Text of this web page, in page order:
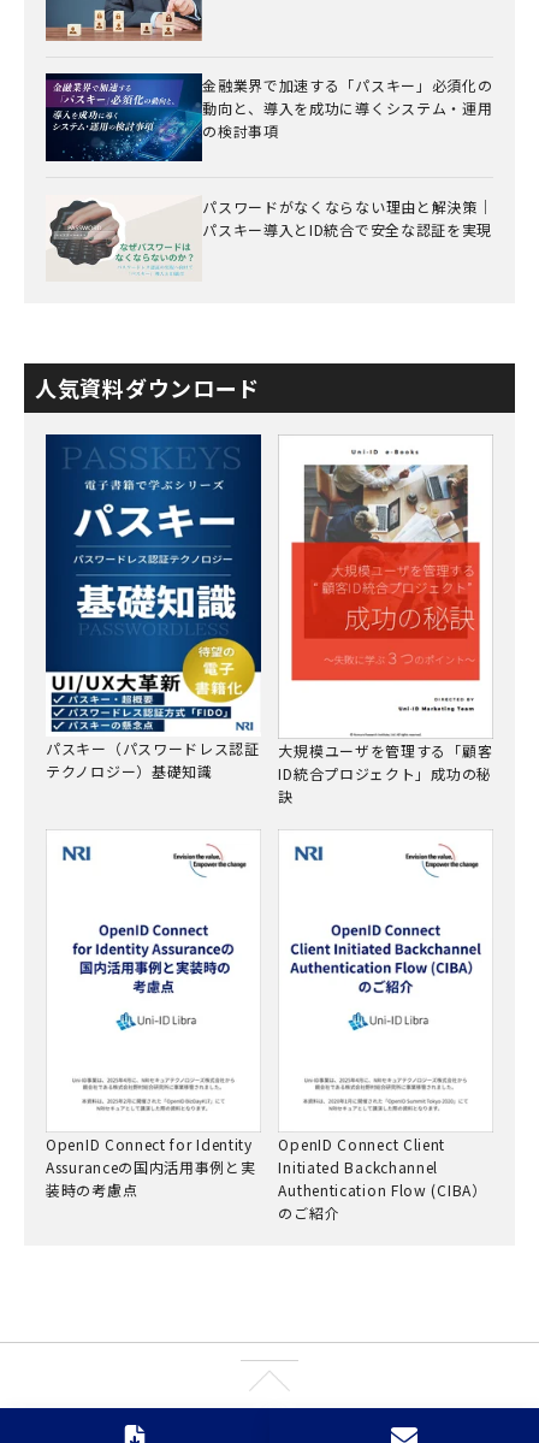
金融業界で加速する「パスキー」必須化の
動向と、導入を成功に導くシステム・運用
の検討事項
パスワードがなくならない理由と解決策｜
パスキー導入とID統合で安全な認証を実現
人気資料ダウンロード
パスキー（パスワードレス認証
テクノロジー）基礎知識
大規模ユーザを管理する「顧客
ID統合プロジェクト」成功の秘
訣
OpenID Connect for Identity
Assuranceの国内活用事例と実
装時の考慮点
OpenID Connect Client
Initiated Backchannel
Authentication Flow (CIBA）
のご紹介